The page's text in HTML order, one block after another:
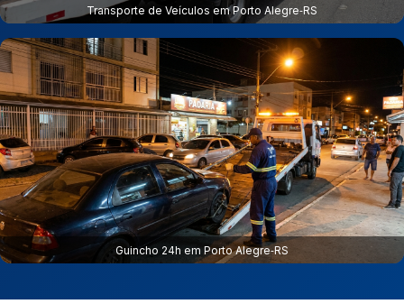
Transporte de Veículos em Porto Alegre‑RS
Guincho 24h em Porto Alegre‑RS